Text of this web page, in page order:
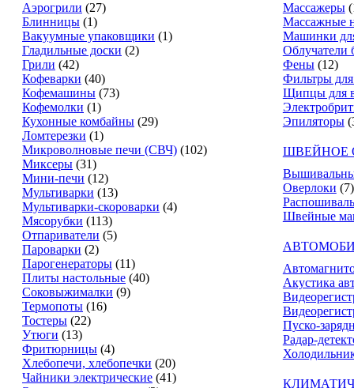
Аэрогрили (27)
Блинницы (1)
Вакуумные упаковщики (1)
Гладильные доски (2)
Грили (42)
Кофеварки (40)
Кофемашины (73)
Кофемолки (1)
Кухонные комбайны (29)
Ломтерезки (1)
Микроволновые печи (СВЧ) (102)
Миксеры (31)
Мини-печи (12)
Мультиварки (13)
Мультиварки-скороварки (4)
Мясорубки (113)
Отпариватели (5)
Пароварки (2)
Парогенераторы (11)
Плиты настольные (40)
Соковыжималки (9)
Термопоты (16)
Тостеры (22)
Утюги (13)
Фритюрницы (4)
Хлебопечи, хлебопечки (20)
Чайники электрические (41)
Массажеры
Массажные
Машинки
Облучатели
Фены (12)
Фильтры
Щипцы для
Эпиляторы
ШВЕЙНОЕ
Оверлоки (7)
Швейные
Акустика
Пуско-
Радар-